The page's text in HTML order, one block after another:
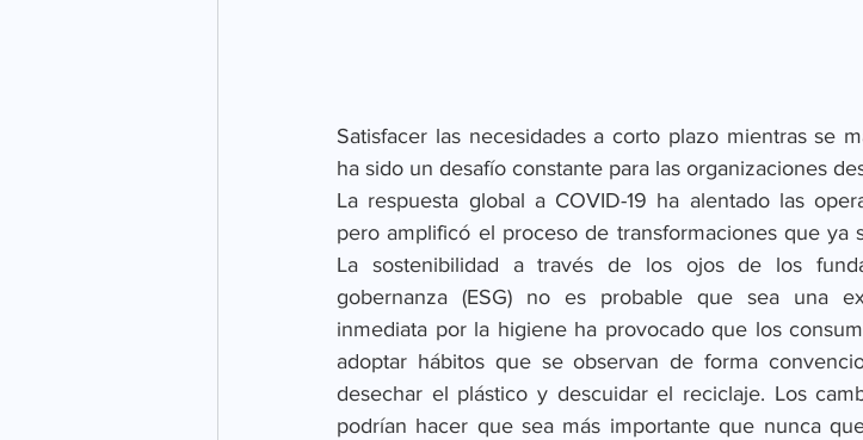
Satisfacer las necesidades a corto plazo mientras se
ha sido un desafío constante para las organizaciones
La respuesta global a COVID-19 ha alentado las
pero amplificó el proceso de transformaciones que ya
La sostenibilidad a través de los ojos de los
gobernanza (ESG) no es probable que sea una
inmediata por la higiene ha provocado que los
adoptar hábitos que se observan de forma
desechar el plástico y descuidar el reciclaje. Los
podrían hacer que sea más importante que nunca